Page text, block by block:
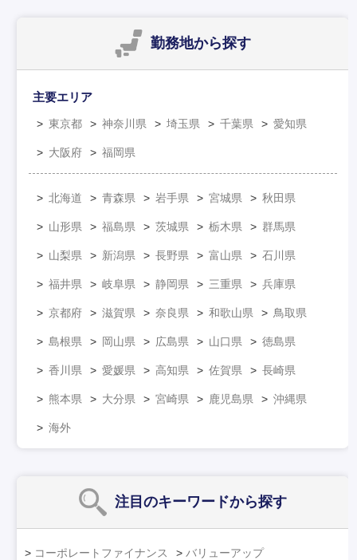
勤務地から探す
主要エリア
東京都 神奈川県 埼玉県 千葉県 愛知県
大阪府 福岡県
北海道 青森県 岩手県 宮城県 秋田県
山形県 福島県 茨城県 栃木県 群馬県
山梨県 新潟県 長野県 富山県 石川県
福井県 岐阜県 静岡県 三重県 兵庫県
京都府 滋賀県 奈良県 和歌山県 鳥取県
島根県 岡山県 広島県 山口県 徳島県
香川県 愛媛県 高知県 佐賀県 長崎県
熊本県 大分県 宮崎県 鹿児島県 沖縄県
海外
注目のキーワードから探す
コーポレートファイナンス バリューアップ